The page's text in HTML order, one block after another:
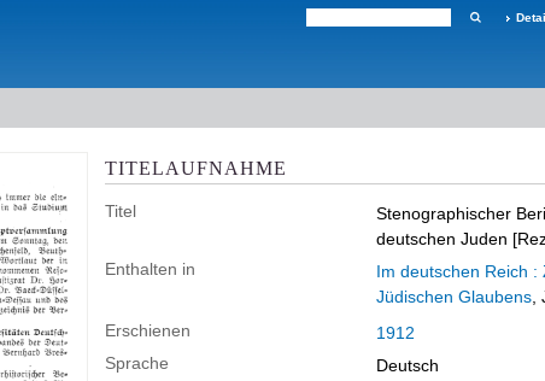
TITELAUFNAHME
Titel
Stenographischer
deutschen Juden
Enthalten in
Im deutschen Reich
Jüdischen Glaubens
Erschienen
1912
Sprache
Deutsch